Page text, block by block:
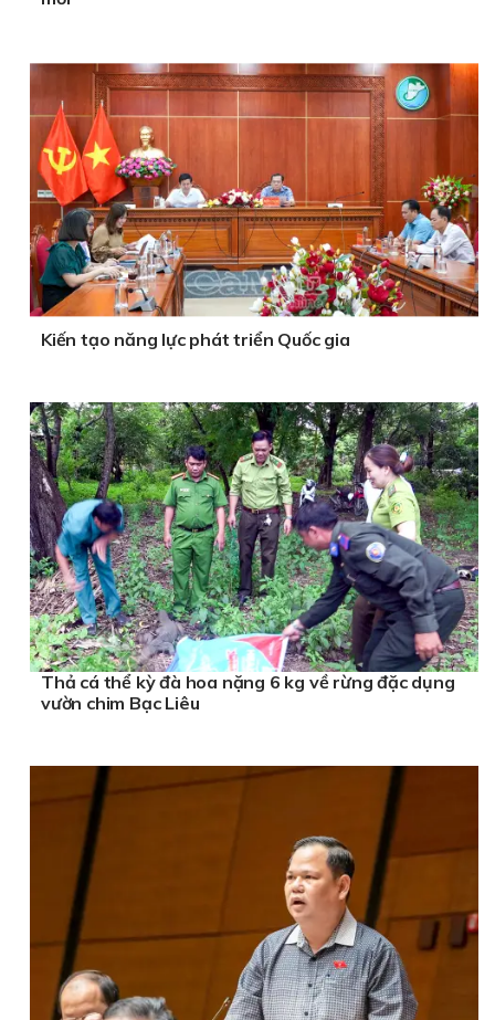
Kiến tạo năng lực phát triển Quốc gia
Thả cá thể kỳ đà hoa nặng 6 kg về rừng đặc dụng
vườn chim Bạc Liêu